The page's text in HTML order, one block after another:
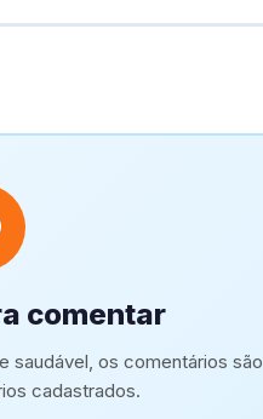
comentar
saudável, os comentários são
cadastrados.